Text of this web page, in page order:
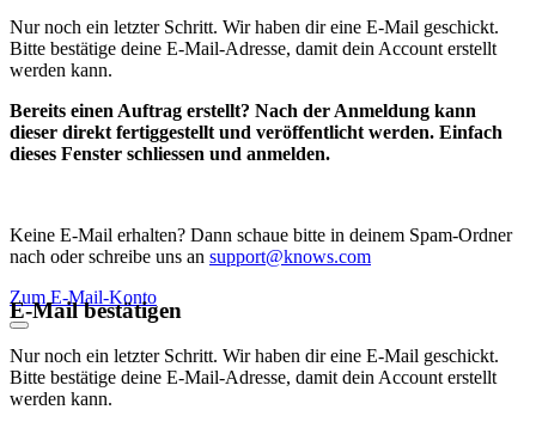
Nur noch ein letzter Schritt. Wir haben dir eine E-Mail geschickt.
Bitte bestätige deine E-Mail-Adresse, damit dein Account erstellt
werden kann.
Bereits einen Auftrag erstellt? Nach der Anmeldung kann
dieser direkt fertiggestellt und veröffentlicht werden. Einfach
dieses Fenster schliessen und anmelden.
Keine E-Mail erhalten? Dann schaue bitte in deinem Spam-Ordner
nach oder schreibe uns an support@knows.com
Zum E-Mail-Konto
E-Mail bestätigen
Nur noch ein letzter Schritt. Wir haben dir eine E-Mail geschickt.
Bitte bestätige deine E-Mail-Adresse, damit dein Account erstellt
werden kann.